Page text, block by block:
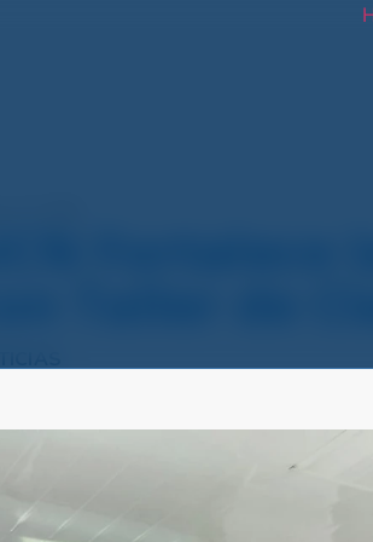
UCN
con Taller de